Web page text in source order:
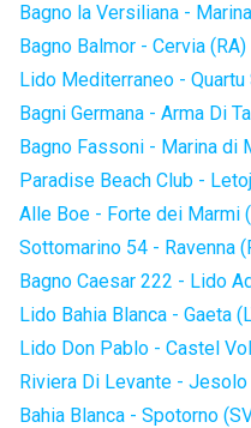
Bagno la Versiliana -
Bagno Balmor - Cervia (RA)
Lido Mediterraneo - Quartu
Bagni Germana - Arma Di
Bagno Fassoni - Marina di
Paradise Beach Club -
Alle Boe - Forte dei Marmi
Sottomarino 54 - Ravenna
Bagno Caesar 222 - Lido
Lido Bahia Blanca - Gaeta
Lido Don Pablo - Castel
Riviera Di Levante - Jesolo
Bahia Blanca - Spotorno